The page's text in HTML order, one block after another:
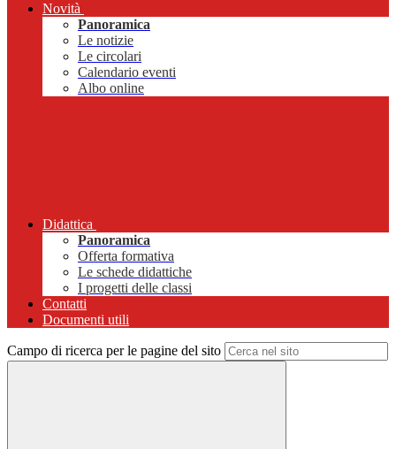
Novità
Panoramica
Le notizie
Le circolari
Calendario eventi
Albo online
Didattica
Panoramica
Offerta formativa
Le schede didattiche
I progetti delle classi
Contatti
Documenti utili
Campo di ricerca per le pagine del sito